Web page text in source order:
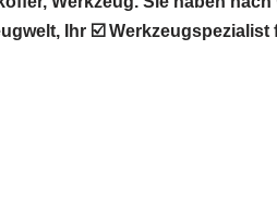
Ihr ☑️